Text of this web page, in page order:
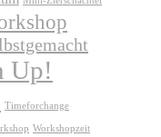
Up!
Timeforchange
Workshopzeit